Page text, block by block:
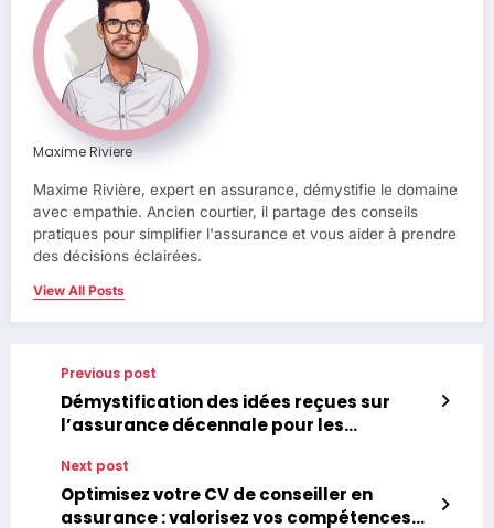
Maxime Riviere
Maxime Rivière, expert en assurance, démystifie le domaine
avec empathie. Ancien courtier, il partage des conseils
pratiques pour simplifier l'assurance et vous aider à prendre
des décisions éclairées.
View All Posts
Previous post
Démystification des idées reçues sur
l’assurance décennale pour les
Next post
Optimisez votre CV de conseiller en
assurance : valorisez vos compétences